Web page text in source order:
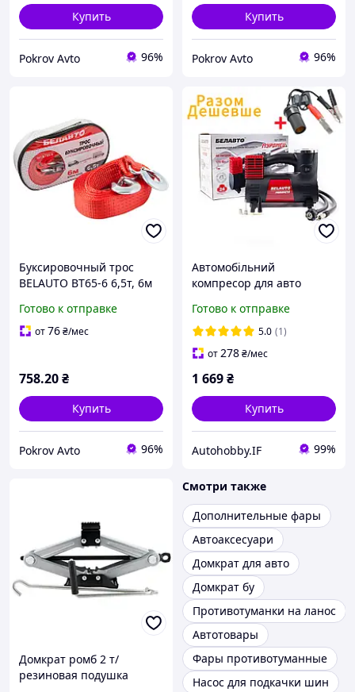
Купить
Pokrov Avto 96%
Купить
Pokrov Avto 96%
Буксировочный трос
BELAUTO BT65-6 6,5т, 6м
Готово к отправке
от76₴/мес
758.20₴
Купить
Pokrov Avto 96%
Автомобільний
компресор для авто
10 Атм, 40 л/хв, 170 вт +
перехідник на акб
Готово к отправке
5.0 (1)
от278₴/мес
1 669₴
Купить
Autohobby.IF 99%
Домкрат ромб 2 т/
резиновая подушка
Смотри также
Дополнительные фары
Автоаксесуари
Домкрат для авто
Домкрат бу
Противотуманки на ланос
Автотовары
Фары противотуманные
Насос для подкачки шин